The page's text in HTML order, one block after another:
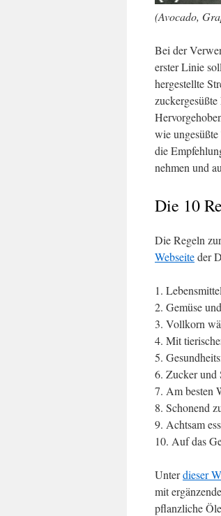
(Avocado,
Bei der
erster Linie
hergestellte
wie
die
nehmen und
Die 10
Die Regeln
Webseiteder
1.
2. Gemüse
3. Vollkorn
4. Mit
5.
6. Zucker und
7. Am besten
8. Schonend
9. Achtsam
10. Auf das
Unterdieser
mit
pflanzliche